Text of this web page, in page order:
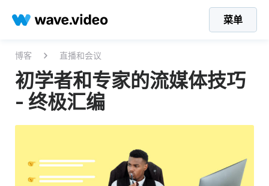
菜单
博客 直播和会议
初学者和专家的流媒体技巧
- 终极汇编